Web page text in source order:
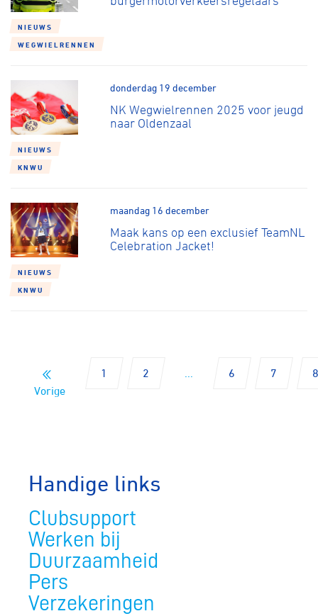
NIEUWS
WEGWIELRENNEN
NIEUWS
KNWU
donderdag 19 december
NK Wegwielrennen 2025 voor jeugd
naar Oldenzaal
NIEUWS
KNWU
maandag 16 december
Maak kans op een exclusief TeamNL
Celebration Jacket!
Vorige
1 2 6 7 8
Handige links
Clubsupport
Werken bij
Duurzaamheid
Pers
Verzekeringen